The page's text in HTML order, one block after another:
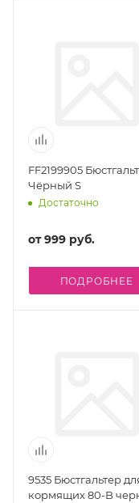
FF2199905 Бюстгальтер
Чёрный S
Достаточно
от999 руб.
ПОДРОБНЕЕ
9535 Бюстгальтер для
кормящих 80-B